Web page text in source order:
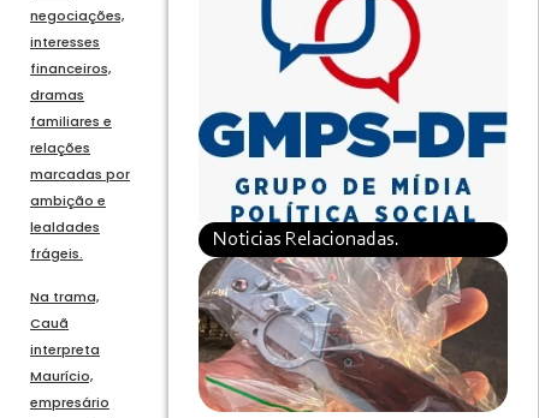
negociações,
interesses
financeiros,
dramas
familiares e
relações
marcadas por
ambição e
lealdades
frágeis.
Na trama,
Cauã
interpreta
Maurício,
empresário
Noticias Relacionadas.